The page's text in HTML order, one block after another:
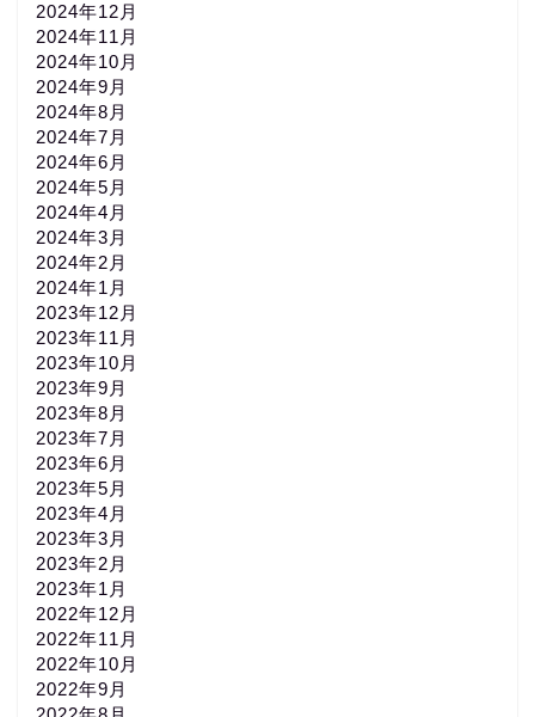
2024年12月
2024年11月
2024年10月
2024年9月
2024年8月
2024年7月
2024年6月
2024年5月
2024年4月
2024年3月
2024年2月
2024年1月
2023年12月
2023年11月
2023年10月
2023年9月
2023年8月
2023年7月
2023年6月
2023年5月
2023年4月
2023年3月
2023年2月
2023年1月
2022年12月
2022年11月
2022年10月
2022年9月